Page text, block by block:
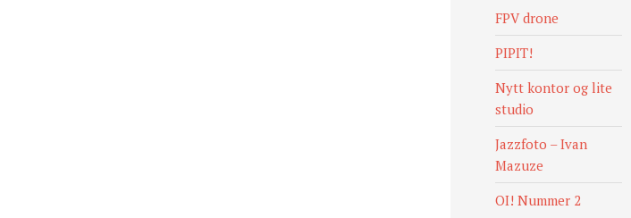
FPV drone
PIPIT!
Nytt kontor og lite
studio
Jazzfoto – Ivan
Mazuze
OI! Nummer 2